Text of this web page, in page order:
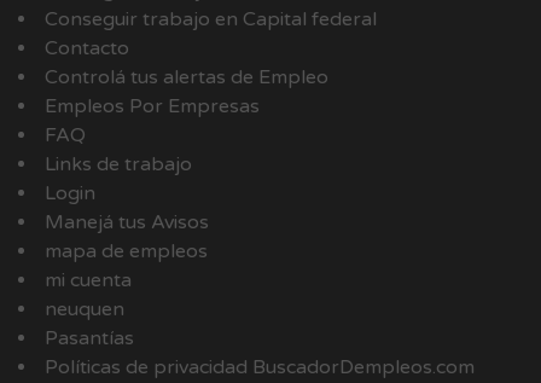
Conseguir trabajo en Capital federal
Contacto
Controlá tus alertas de Empleo
Empleos Por Empresas
FAQ
Links de trabajo
Login
Manejá tus Avisos
mapa de empleos
mi cuenta
neuquen
Pasantías
Políticas de privacidad BuscadorDempleos.com